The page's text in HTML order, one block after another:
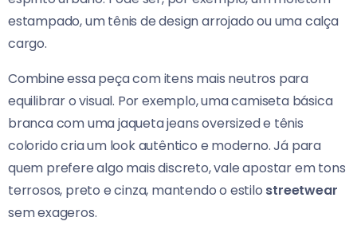
estampado, um tênis de design arrojado ou uma calça
cargo.
Combine essa peça com itens mais neutros para
equilibrar o visual. Por exemplo, uma camiseta básica
branca com uma jaqueta jeans oversized e tênis
colorido cria um look autêntico e moderno. Já para
quem prefere algo mais discreto, vale apostar em tons
terrosos, preto e cinza, mantendo o estilo streetwear
sem exageros.